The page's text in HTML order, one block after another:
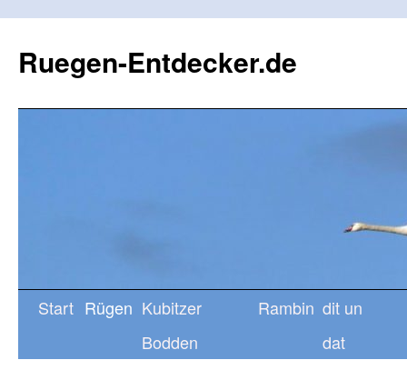
Ruegen-Entdecker.de
Start Rügen Kubitzer
Bodden
Rambin dit un
dat